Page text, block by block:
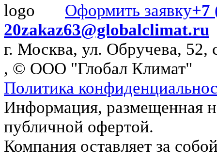
Оформить заявку+7
20zakaz63@globalclimat.ru
г. Москва, ул. Обручева, 52,
, © ООО "Глобал Климат"
Политика
Информация, размещенная
публичной офертой.
Компания оставляет за